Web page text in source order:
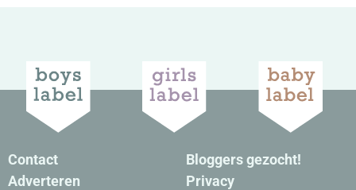
Contact
Adverteren
Bloggers gezocht!
Privacy